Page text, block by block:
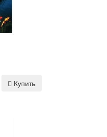
Купить